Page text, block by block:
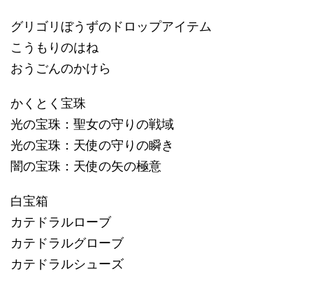
グリゴリぼうずのドロップアイテム
こうもりのはね
おうごんのかけら
かくとく宝珠
光の宝珠：聖女の守りの戦域
光の宝珠：天使の守りの瞬き
闇の宝珠：天使の矢の極意
白宝箱
カテドラルローブ
カテドラルグローブ
カテドラルシューズ